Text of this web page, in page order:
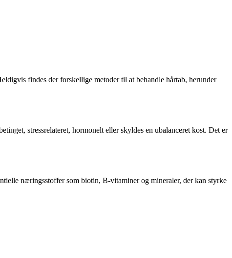
findes der forskellige metoder til at behandle hårtab, herunder
stressrelateret, hormonelt eller skyldes en ubalanceret kost. Det er
næringsstoffer som biotin, B-vitaminer og mineraler, der kan styrke